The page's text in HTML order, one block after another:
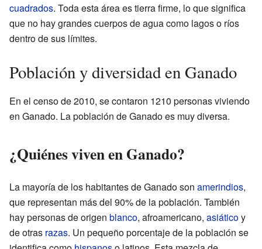
cuadrados. Toda esta área es tierra firme, lo que significa
que no hay grandes cuerpos de agua como lagos o ríos
dentro de sus límites.
Población y diversidad en Ganado
En el censo de 2010, se contaron 1210 personas viviendo
en Ganado. La población de Ganado es muy diversa.
¿Quiénes viven en Ganado?
La mayoría de los habitantes de Ganado son amerindios,
que representan más del 90% de la población. También
hay personas de origen blanco, afroamericano, asiáticoy
de otras razas. Un pequeño porcentaje de la población se